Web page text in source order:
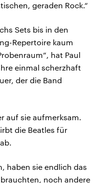
geraden Rock.“
Sets bis in den
Repertoire kaum
hat Paul
einmal scherzhaft
der die Band
auf sie aufmerksam.
die Beatles für
haben sie endlich das
noch andere